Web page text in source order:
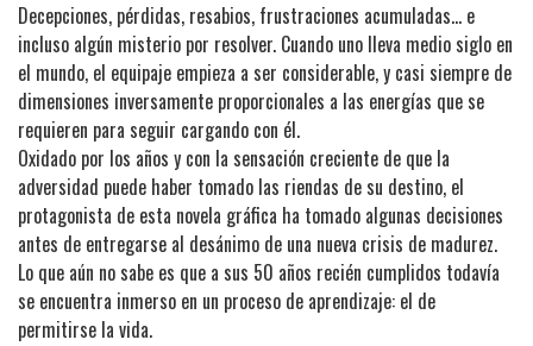
Decepciones, pérdidas, resabios, frustraciones acumuladas… e
incluso algún misterio por resolver. Cuando uno lleva medio siglo en
el mundo, el equipaje empieza a ser considerable, y casi siempre de
dimensiones inversamente proporcionales a las energías que se
requieren para seguir cargando con él.
Oxidado por los años y con la sensación creciente de que la
adversidad puede haber tomado las riendas de su destino, el
protagonista de esta novela gráfica ha tomado algunas decisiones
antes de entregarse al desánimo de una nueva crisis de madurez.
Lo que aún no sabe es que a sus 50 años recién cumplidos todavía
se encuentra inmerso en un proceso de aprendizaje: el de
permitirse la vida.